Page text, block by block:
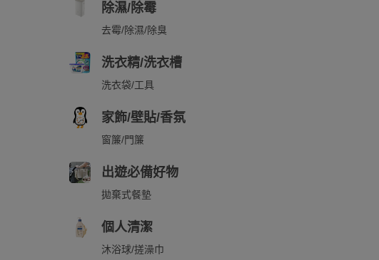
除濕/除霉
去霉/除濕/除臭
洗衣精/洗衣槽
洗衣袋/工具
家飾/壁貼/香氛
窗簾/門簾
出遊必備好物
拋棄式餐墊
個人清潔
沐浴球/搓澡巾